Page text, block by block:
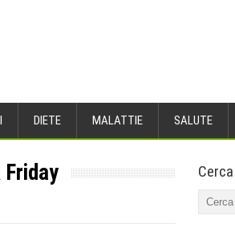
DIETE MALATTIE SALUTE
Cerca